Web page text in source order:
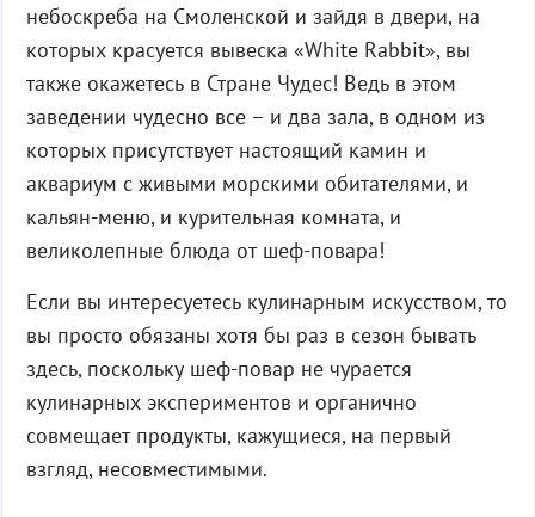
небоскреба на Смоленской и зайдя в двери, на
которых красуется вывеска «White Rabbit», вы
также окажетесь в Стране Чудес! Ведь в этом
заведении чудесно все – и два зала, в одном из
которых присутствует настоящий камин и
аквариум с живыми морскими обитателями, и
кальян-меню, и курительная комната, и
великолепные блюда от шеф-повара!
Если вы интересуетесь кулинарным искусством, то
вы просто обязаны хотя бы раз в сезон бывать
здесь, поскольку шеф-повар не чурается
кулинарных экспериментов и органично
совмещает продукты, кажущиеся, на первый
взгляд, несовместимыми.